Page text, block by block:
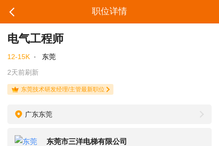
职位详情
电气工程师
12-15K ·
东莞
2天前刷新
东莞技术研发经理/主管最新职位
广东东莞
东莞市三洋电梯有限公司